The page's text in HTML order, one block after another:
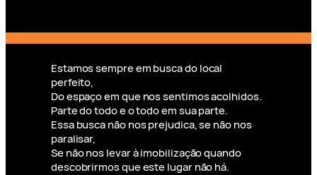
Estamos sempre em busca do local
perfeito,
Do espaço em que nos sentimos acolhidos.
Parte do todo e o todo em sua parte.
Essa busca não nos prejudica, se não nos
paralisar,
Se não nos levar à imobilização quando
descobrirmos que este lugar não há.